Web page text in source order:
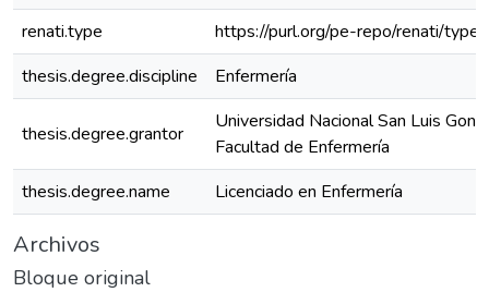
renati.type
https://purl.org/pe-repo/renati/
thesis.degree.discipline
Enfermería
thesis.degree.grantor
Universidad Nacional San Luis
Facultad de Enfermería
thesis.degree.name
Licenciado en Enfermería
Archivos
Bloque original